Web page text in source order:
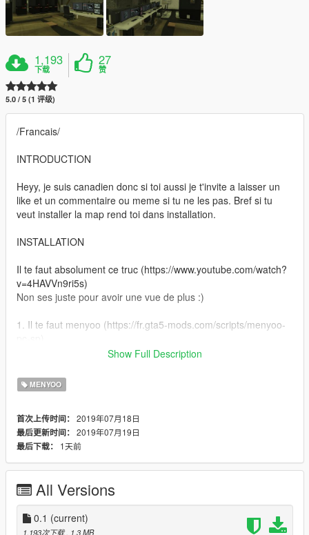
1,193
下载
27
赞
5.0 / 5 (1 评级)
/Francais/
INTRODUCTION
Heyy, je suis canadien donc si toi aussi je t'invite a laisser un
like et un commentaire ou meme si tu ne les pas. Bref si tu
veut installer la map rend toi dans installation.
INSTALLATION
Il te faut absolument ce truc (https://www.youtube.com/watch?
v=4HAVVn9ri5s)
Non ses juste pour avoir une vue de plus :)
1. Il te faut menyoo (https://fr.gta5-mods.com/scripts/menyoo-
menyooStuff / spooner"
"Teleport" et "Biker Buissnes" et charge "Weed Farm" "Empty"
4. Une fois dans la ferme vide vas dans le menu "Object
spooner" ensuite "Menaged Saved Files" choisis "Server
5. TRES IMPORTANT LACHE UN /COMMENTAIRE/ ET UN
/LIKE/
Show Full Description
MENYOO
首次上传时间： 2019年07月18日
最后更新时间： 2019年07月19日
最后下载：
1天前
All Versions
0.1 (current)
1,193次下载 , 1.3 MB